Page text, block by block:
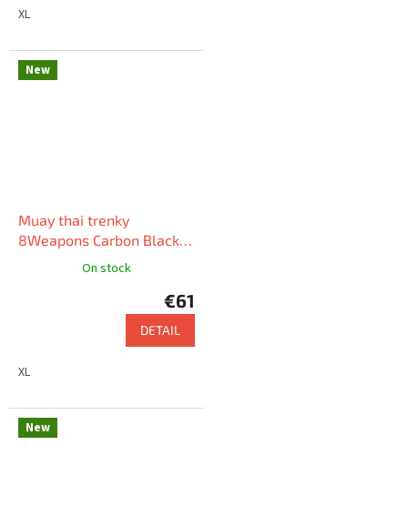
XL
New
Muay thai trenky
8Weapons Carbon Black
On stock
€61
DETAIL
XL
New